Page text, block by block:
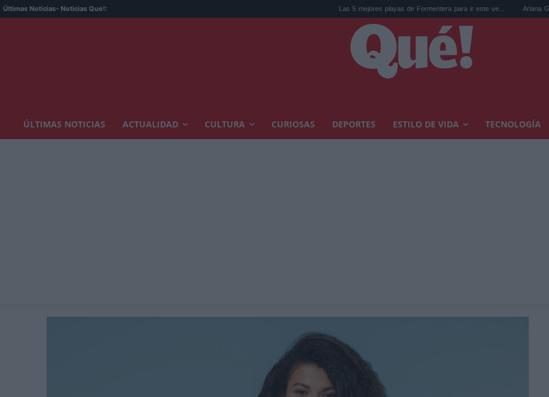
Últimas Noticias- Noticias Que!: Las 5 mejores playas de Formentera para ir este ve... Ariana Grande y el
ÚLTIMAS NOTICIAS ACTUALIDAD CULTURA CURIOSAS DEPORTES ESTILO DE VIDA TECNOLOGÍA